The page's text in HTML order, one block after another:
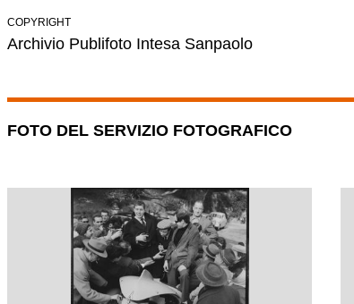
COPYRIGHT
Archivio Publifoto Intesa Sanpaolo
FOTO DEL SERVIZIO FOTOGRAFICO